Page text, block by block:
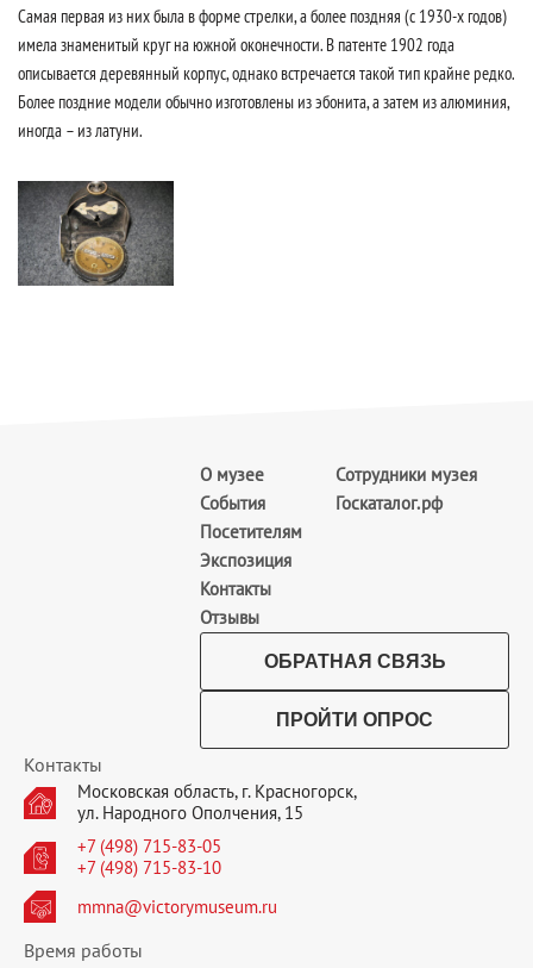
Самая первая из них была в форме стрелки, а более поздняя (с 1930-х годов)
имела знаменитый круг на южной оконечности. В патенте 1902 года
описывается деревянный корпус, однако встречается такой тип крайне редко.
Более поздние модели обычно изготовлены из эбонита, а затем из алюминия,
иногда – из латуни.
О музее
События
Посетителям
Экспозиция
Контакты
Отзывы
Сотрудники музея
Госкаталог.рф
ОБРАТНАЯ СВЯЗЬ
ПРОЙТИ ОПРОС
Контакты
Московская область, г. Красногорск,
ул. Народного Ополчения, 15
+7 (498) 715-83-05
+7 (498) 715-83-10
mmna@victorymuseum.ru
Время работы